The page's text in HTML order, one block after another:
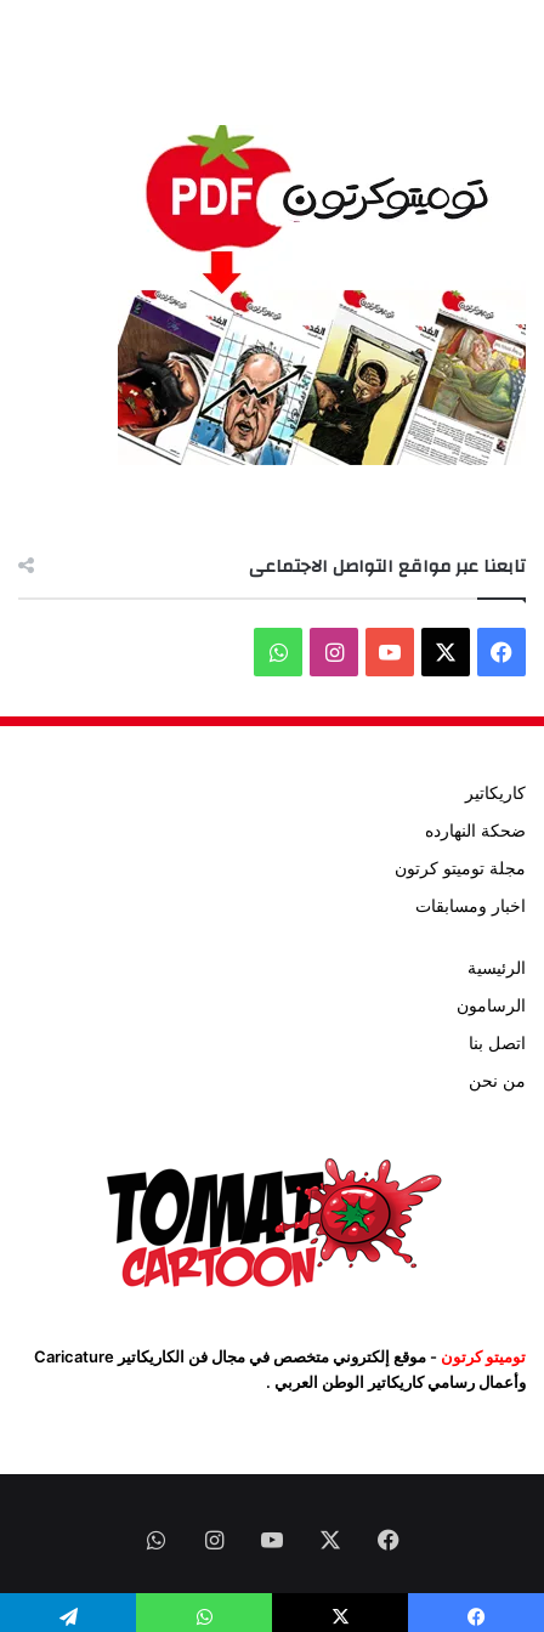
تابعنا عبر مواقع التواصل الاجتماعى
فيسبوك ‫YouTubeانستقرامواتساب
كاريكاتير
ضحكة النهارده
مجلة توميتو كرتون
اخبار ومسابقات
الرئيسية
الرسامون
اتصل بنا
من نحن
توميتو كرتون
- موقع إلكتروني متخصص في مجال فن الكاريكاتير Caricature
وأعمال رسامي كاريكاتير الوطن العربي .
فيسبوك ‫YouTubeانستقرامواتساب